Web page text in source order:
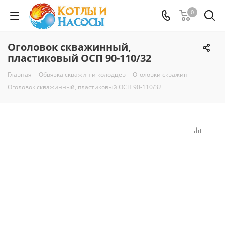
0
Оголовок скважинный,
пластиковый ОСП 90-110/32
Главная - Обвязка скважин и колодцев - Оголовки скважин -
Оголовок скважинный, пластиковый ОСП 90-110/32